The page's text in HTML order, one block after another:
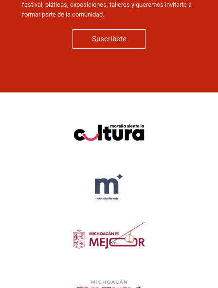
festival, pláticas, exposiciones, talleres y queremos invitarte a
formar parte de la comunidad.
Suscríbete